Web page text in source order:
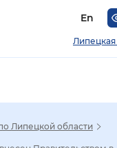
En
Липецкая
Липецкой области